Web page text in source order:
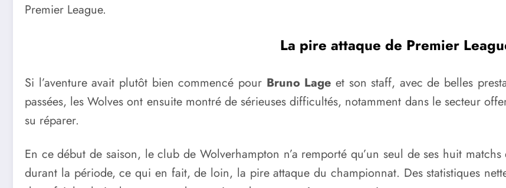
Premier League.
La pire attaque de Premier
Si l’aventure avait plutôt bien commencé pour Bruno Lage et son staff, avec de belles
passées, les Wolves ont ensuite montré de sérieuses difficultés, notamment dans le secteur
su réparer.
En ce début de saison, le club de Wolverhampton n’a remporté qu’un seul de ses huit
durant la période, ce qui en fait, de loin, la pire attaque du championnat. Des statistiques